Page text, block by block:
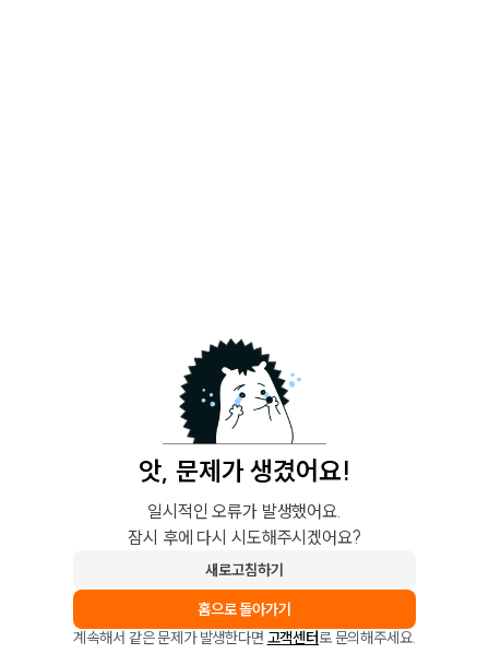
앗, 문제가 생겼어요!
일시적인 오류가 발생했어요.
잠시 후에 다시 시도해주시겠어요?
새로고침하기
홈으로 돌아가기
계속해서 같은 문제가 발생한다면 고객센터로 문의해주세요.